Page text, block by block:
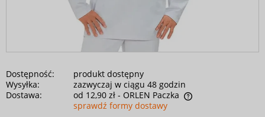
Dostępność:
produkt dostępny
Wysyłka:
zazwyczaj w ciągu 48 godzin
Dostawa:
od 12,90 zł - ORLEN Paczka
sprawdź formy dostawy